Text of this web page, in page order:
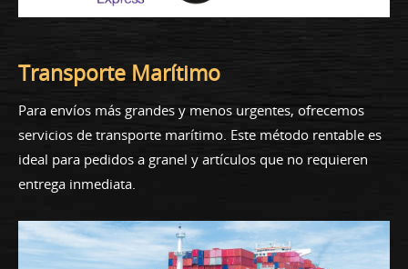
Transporte Marítimo
Para envíos más grandes y menos urgentes, ofrecemos
servicios de transporte marítimo. Este método rentable es
ideal para pedidos a granel y artículos que no requieren
entrega inmediata.